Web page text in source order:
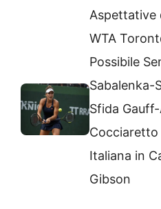
Aspettative
WTA
Possibile
Sabalenka-
Sfida
Cocciaretto
Italiana in
Gibson